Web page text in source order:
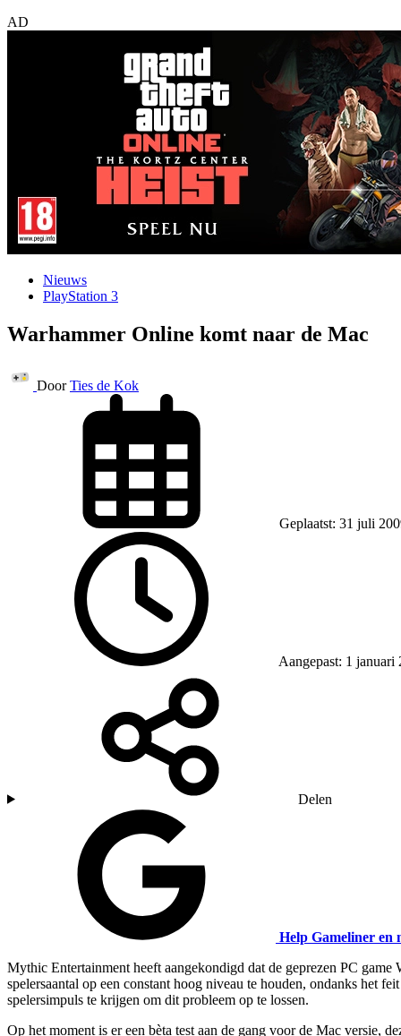
AD
Nieuws
PlayStation 3
Warhammer Online komt naar de Mac
Door Ties de Kok
Geplaatst: 31 juli
Aangepast: 1 januari
Delen
Help Gameliner en
Mythic Entertainment heeft aangekondigd dat de geprezen PC
spelersaantal op een constant hoog niveau te houden, ondanks het
spelersimpuls te krijgen om dit probleem op te lossen.
Op het moment is er een bèta test aan de gang voor de Mac versie,